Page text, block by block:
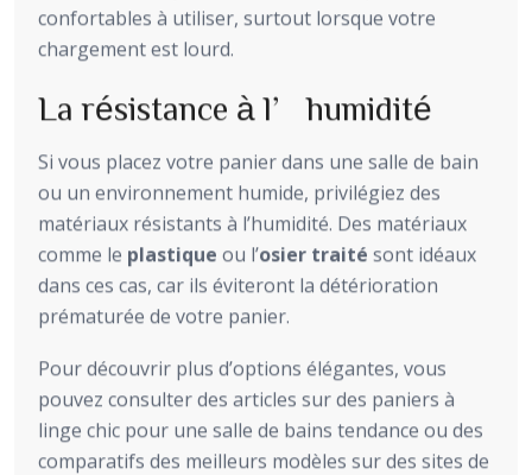
confortables à utiliser, surtout lorsque votre
chargement est lourd.
La résistance à l’humidité
Si vous placez votre panier dans une salle de bain
ou un environnement humide, privilégiez des
matériaux résistants à l’humidité. Des matériaux
comme le plastique ou l’osier traité sont idéaux
dans ces cas, car ils éviteront la détérioration
prématurée de votre panier.
Pour découvrir plus d’options élégantes, vous
pouvez consulter des articles sur des paniers à
linge chic pour une salle de bains tendance ou des
comparatifs des meilleurs modèles sur des sites de